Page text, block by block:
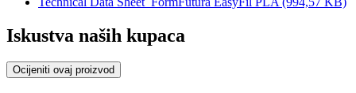
Iskustva naših kupaca
Ocijeniti ovaj proizvod